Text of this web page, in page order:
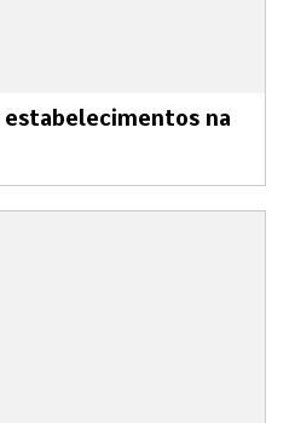
estabelecimentos na